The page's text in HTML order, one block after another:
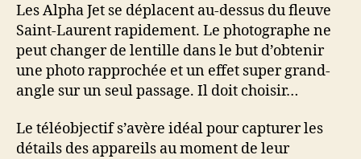
Les Alpha Jet se déplacent au-dessus du fleuve
Saint-Laurent rapidement. Le photographe ne
peut changer de lentille dans le but d’obtenir
une photo rapprochée et un effet super grand-
angle sur un seul passage. Il doit choisir…
Le téléobjectif s’avère idéal pour capturer les
détails des appareils au moment de leur